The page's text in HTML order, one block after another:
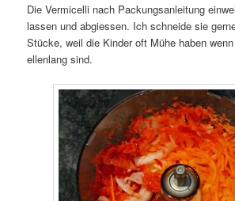
Die Vermicelli nach Packungsanleitung
lassen und abgiessen. Ich schneide sie
Stücke, weil die Kinder oft Mühe haben
ellenlang sind.